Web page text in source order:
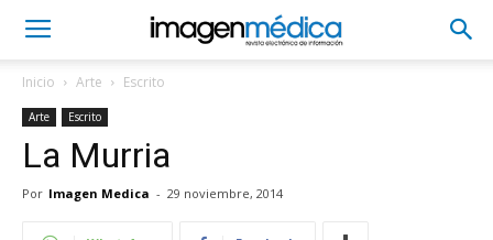
Inicio Arte Escrito
Arte Escrito
La Murria
Por Imagen Medica - 29 noviembre, 2014